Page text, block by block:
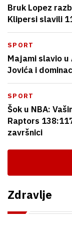
Bruk Lopez
Klipersi slavili
SPORT
Majami slavio
Jovića i
SPORT
Šok u NBA:
Raptors
završnici
Zdravlje